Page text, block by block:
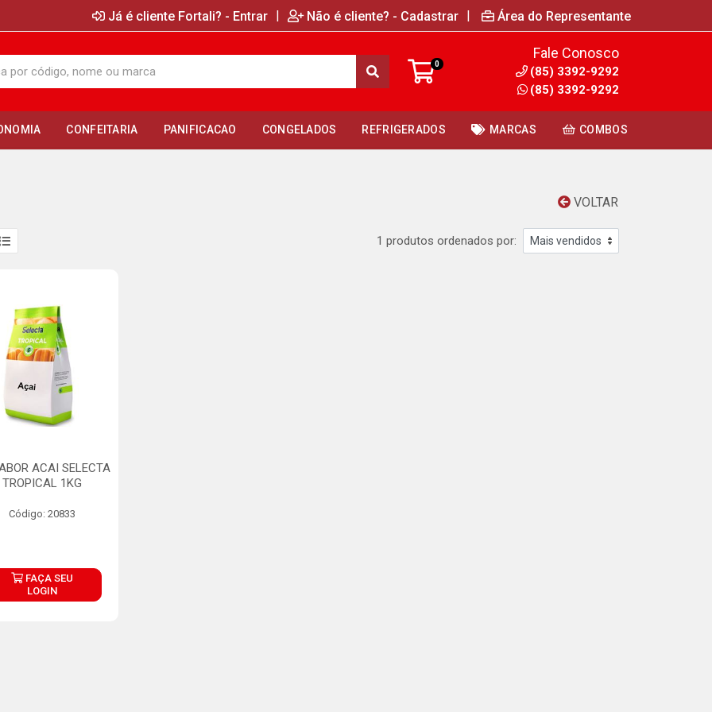
Já é cliente Fortali? - Entrar | Não é cliente? - Cadastrar | Área do Representante
0
Fale Conosco
(85) 3392-9292
(85) 3392-9292
CONFEITARIA PANIFICACAO CONGELADOS REFRIGERADOS MARCAS COMBOS
VOLTAR
1 produtos ordenados por:
ACAI SELECTA
TROPICAL 1KG
Código: 20833
FAÇA SEU
LOGIN